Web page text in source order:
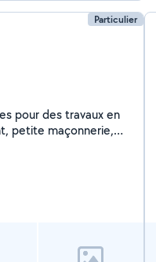
Particulier
pour des travaux en
petite maçonnerie,